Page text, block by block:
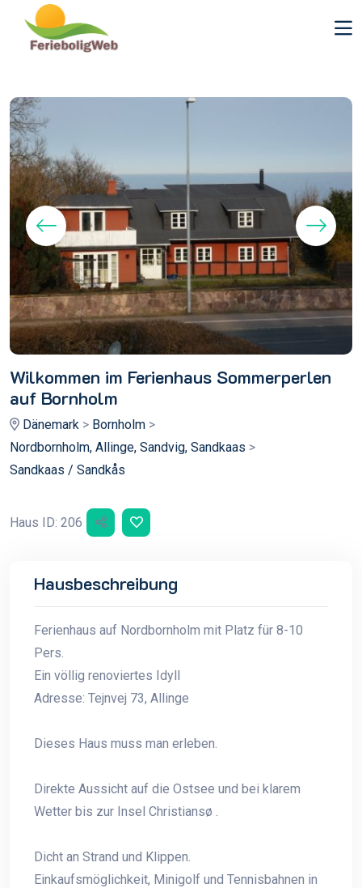
Wilkommen im Ferienhaus Sommerperlen
auf Bornholm
Dänemark > Bornholm >
Nordbornholm, Allinge, Sandvig, Sandkaas >
Sandkaas / Sandkås
Haus ID: 206
Hausbeschreibung
Ferienhaus auf Nordbornholm mit Platz für 8-10
Pers.
Ein völlig renoviertes Idyll
Adresse: Tejnvej 73, Allinge
Dieses Haus muss man erleben.
Direkte Aussicht auf die Ostsee und bei klarem
Wetter bis zur Insel Christiansø .
Dicht an Strand und Klippen.
Einkaufsmöglichkeit, Minigolf und Tennisbahnen in